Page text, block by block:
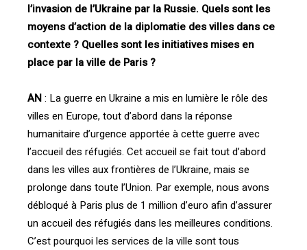
l’invasion de l’Ukraine par la Russie. Quels sont les
moyens d’action de la diplomatie des villes dans ce
contexte ? Quelles sont les initiatives mises en
place par la ville de Paris ?
AN: La guerre en Ukraine a mis en lumière le rôle des
villes en Europe, tout d’abord dans la réponse
humanitaire d’urgence apportée à cette guerre avec
l’accueil des réfugiés. Cet accueil se fait tout d’abord
dans les villes aux frontières de l’Ukraine, mais se
prolonge dans toute l’Union. Par exemple, nous avons
débloqué à Paris plus de 1 million d’euro afin d’assurer
un accueil des réfugiés dans les meilleures conditions.
C’est pourquoi les services de la ville sont tous